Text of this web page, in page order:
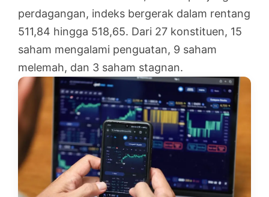
perdagangan, indeks bergerak dalam rentang
511,84 hingga 518,65. Dari 27 konstituen, 15
saham mengalami penguatan, 9 saham
melemah, dan 3 saham stagnan.